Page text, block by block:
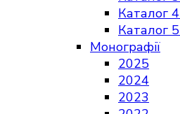
Каталог
Каталог
Монографії
2025
2024
2023